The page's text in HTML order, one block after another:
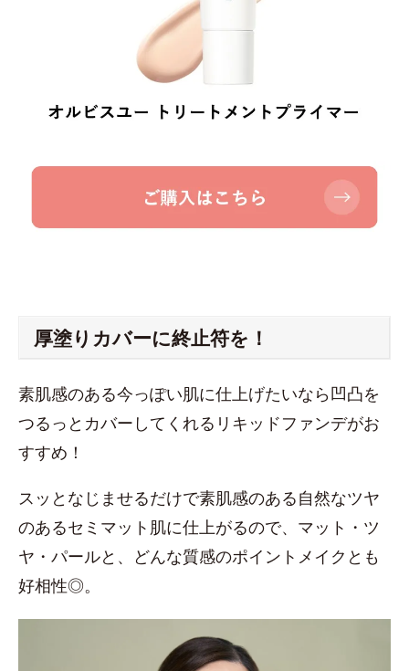
厚塗りカバーに終止符を！
素肌感のある今っぽい肌に仕上げたいなら凹凸を
つるっとカバーしてくれるリキッドファンデがお
すすめ！
スッとなじませるだけで素肌感のある自然なツヤ
のあるセミマット肌に仕上がるので、マット・ツ
ヤ・パールと、どんな質感のポイントメイクとも
好相性◎。